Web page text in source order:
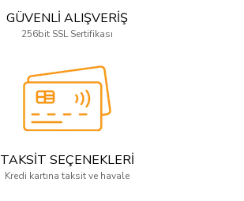
GÜVENLİ ALIŞVERİŞ
256bit SSL Sertifikası
TAKSİT SEÇENEKLERİ
Kredi kartına taksit ve havale